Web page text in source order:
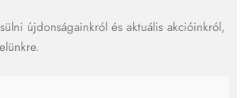
újdonságainkról és aktuális akcióinkról,